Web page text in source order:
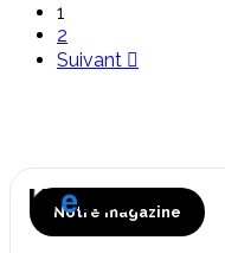
1
2
Suivant 
Notre magazine